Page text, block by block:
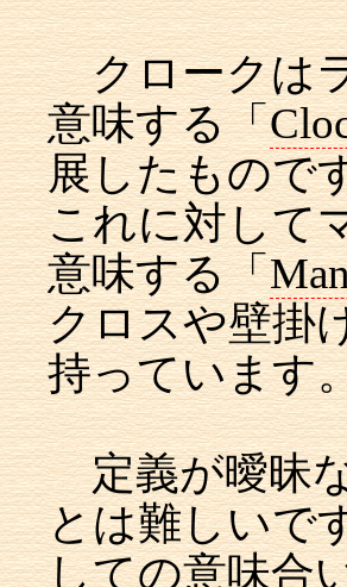
クロークはラ
意味する「
展したもので
これに対して
意味する「
クロスや壁掛
持っています
定義が曖昧な
とは難しいで
しての意味合